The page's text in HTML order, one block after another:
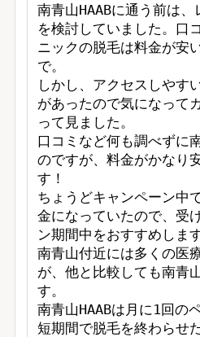
南青山HAABに通う前は
を検討していました。口
ニックの脱毛は料金が安
で。
しかし、アクセスしやす
があったので気になって
って見ました。
口コミなど何も調べずに
のですが、料金がかなり
す！
ちょうどキャンペーン中
金になっていたので、受
ン期間中をおすすめします
南青山付近には多くの医
が、他と比較しても南青
す。
南青山HAABは月に1回の
短期間で脱毛を終わらせ